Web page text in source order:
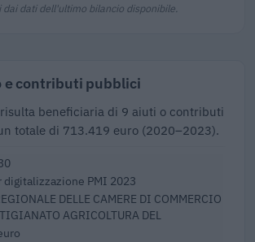
dati dell'ultimo bilancio disponibile.
e contributi pubblici
beneficiaria di 9 aiuti o contributi
totale di 713.419 euro (2020–2023).
digitalizzazione PMI 2023
DELLE CAMERE DI COMMERCIO
AGRICOLTURA DEL